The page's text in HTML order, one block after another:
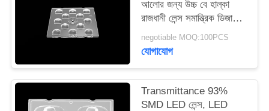
গোপনীয়তা
আলোর জন্য উচ্চ বে হাল্কা
রাজধানী লেন্স সমান্ত্রিক ডিজাইন
LED
negotiable MOQ:100PCS
যোগাযোগ
Transmittance 93%
SMD LED লেন্স, LED